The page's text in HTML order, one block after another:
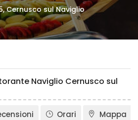
Cernusco sul Naviglio
Naviglio Cernusco sul
Orari Mappa